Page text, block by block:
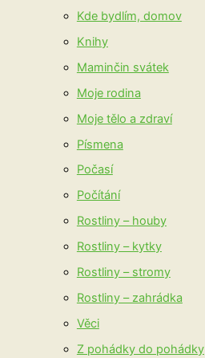
Kde bydlím, domov
Knihy
Maminčin svátek
Moje rodina
Moje tělo a zdraví
Písmena
Počasí
Počítání
Rostliny – houby
Rostliny – kytky
Rostliny – stromy
Rostliny – zahrádka
Věci
Z pohádky do pohádky